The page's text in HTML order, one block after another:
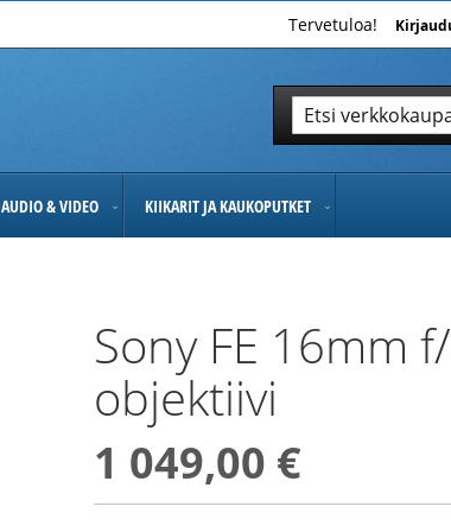
Tervetuloa!
Hae
AUDIO & VIDEO KIIKARIT JA KAUKOPUTKET
Sony FE 16mm
objektiivi
1 049,00 €